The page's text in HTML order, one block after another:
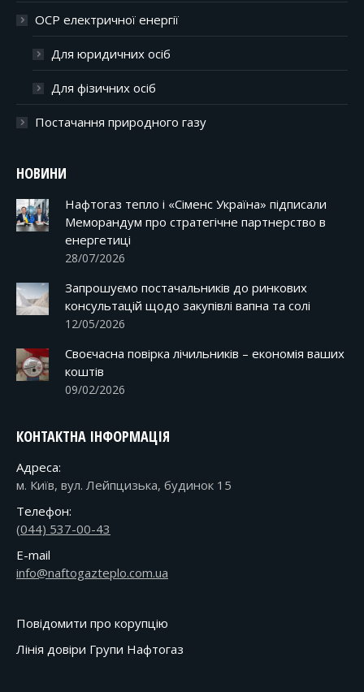
ОСР електричної енергії
Для юридичних осіб
Для фізичних осіб
Постачання природного газу
НОВИНИ
Нафтогаз тепло і «Сіменс Україна» підписали
Меморандум про стратегічне партнерство в
енергетиці
28/07/2026
Запрошуємо постачальників до ринкових
консультацій щодо закупівлі вапна та солі
12/05/2026
Своєчасна повірка лічильників – економія ваших
коштів
09/02/2026
КОНТАКТНА ІНФОРМАЦІЯ
Адреса:
м. Київ, вул. Лейпцизька, будинок 15
Телефон:
(044) 537-00-43
E-mail
info@naftogazteplo.com.ua
Повідомити про корупцію
Лінія довіри Групи Нафтогаз